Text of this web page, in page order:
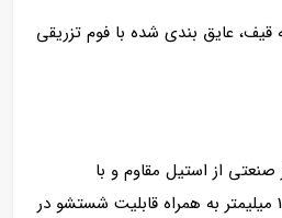
عایق بندی شده با فوم تزریقی
از استیل مقاوم و با
کیفیت خشدار با ضخامت 1 میلیمتر به همراه قابلیت شستشو در